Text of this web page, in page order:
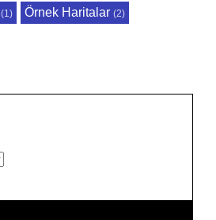
(1) Örnek Haritalar (2)